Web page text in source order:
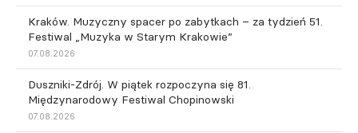
Kraków. Muzyczny spacer po zabytkach – za tydzień 51.
Festiwal „Muzyka w Starym Krakowie”
07.08.2026
Duszniki-Zdrój. W piątek rozpoczyna się 81.
Międzynarodowy Festiwal Chopinowski
07.08.2026